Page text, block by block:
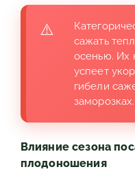
сажать
осенью. Их
успеет
гибели
заморозках.
Влияние сезона
плодоношения